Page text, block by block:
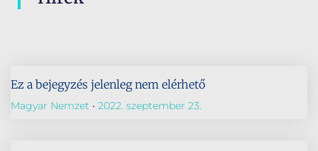
Ez a bejegyzés jelenleg nem elérhető
Magyar Nemzet 2022. szeptember 23.